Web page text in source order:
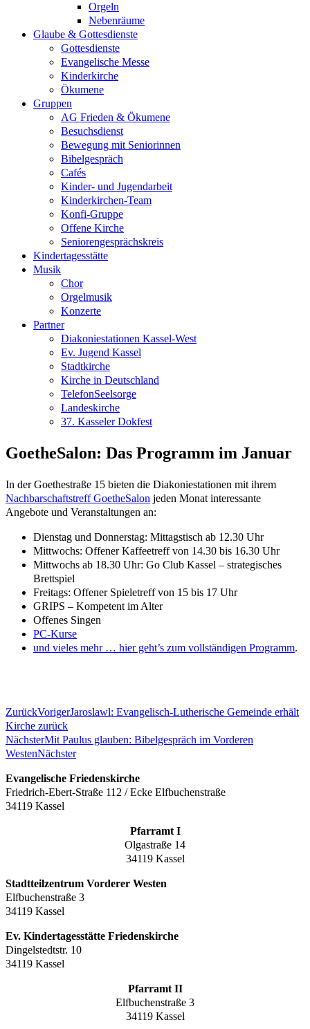
Orgeln
Nebenräume
Glaube & Gottesdienste
Gottesdienste
Evangelische Messe
Kinderkirche
Ökumene
Gruppen
AG Frieden & Ökumene
Besuchsdienst
Bewegung mit Seniorinnen
Bibelgespräch
Cafés
Kinder- und Jugendarbeit
Kinderkirchen-Team
Konfi-Gruppe
Offene Kirche
Seniorengesprächskreis
Kindertagesstätte
Musik
Chor
Orgelmusik
Konzerte
Partner
Diakoniestationen Kassel-West
Ev. Jugend Kassel
Stadtkirche
Kirche in Deutschland
TelefonSeelsorge
Landeskirche
37. Kasseler Dokfest
GoetheSalon: Das Programm im Januar
In der Goethestraße 15 bieten die Diakoniestationen mit ihrem
Nachbarschaftstreff GoetheSalon jeden Monat interessante
Angebote und Veranstaltungen an:
Dienstag und Donnerstag: Mittagstisch ab 12.30 Uhr
Mittwochs: Offener Kaffeetreff von 14.30 bis 16.30 Uhr
Mittwochs ab 18.30 Uhr: Go Club Kassel – strategisches
Brettspiel
Freitags: Offener Spieletreff von 15 bis 17 Uhr
GRIPS – Kompetent im Alter
Offenes Singen
PC-Kurse
und vieles mehr … hier geht’s zum vollständigen Programm.
ZurückVorigerJaroslawl: Evangelisch-Lutherische Gemeinde erhält
Kirche zurück
NächsterMit Paulus glauben: Bibelgespräch im Vorderen
WestenNächster
Evangelische Friedenskirche
Friedrich-Ebert-Straße 112 / Ecke Elfbuchenstraße
34119 Kassel
Pfarramt I
Olgastraße 14
34119 Kassel
Stadtteilzentrum Vorderer Westen
Elfbuchenstraße 3
34119 Kassel
Ev. Kindertagesstätte Friedenskirche
Dingelstedtstr. 10
34119 Kassel
Pfarramt II
Elfbuchenstraße 3
34119 Kassel